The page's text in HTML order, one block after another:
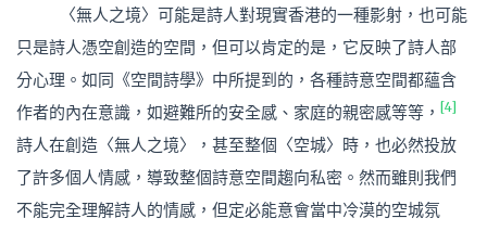
〈無人之境〉可能是詩人對現實香港的一種影射，也可能
只是詩人憑空創造的空間，但可以肯定的是，它反映了詩人部
分心理。如同《空間詩學》中所提到的，各種詩意空間都蘊含
作者的內在意識，如避難所的安全感、家庭的親密感等等，
[4]
詩人在創造〈無人之境〉，甚至整個〈空城〉時，也必然投放
了許多個人情感，導致整個詩意空間趨向私密。然而雖則我們
不能完全理解詩人的情感，但定必能意會當中冷漠的空城氛